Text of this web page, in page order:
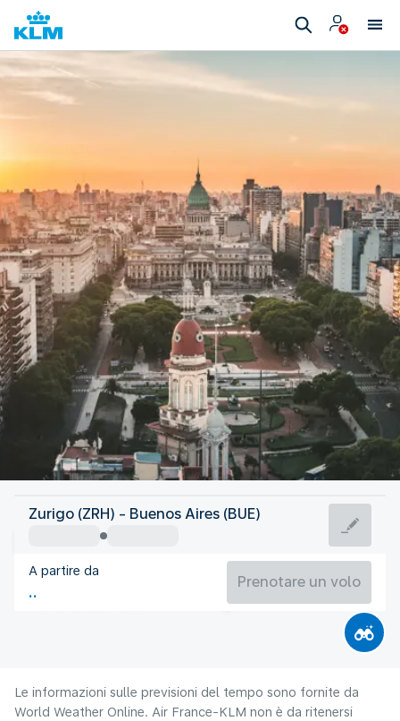
Argentina
Buenos Aires
Argentina
Orario del volo
13°C
Ago
Zurigo (ZRH) - Buenos Aires (BUE)
A partire da
Prenotare un volo
Le informazioni sulle previsioni del tempo sono fornite da
World Weather Online. Air France-KLM non è da ritenersi